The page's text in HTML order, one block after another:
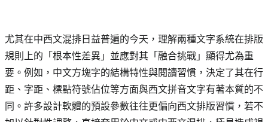
尤其在中西文混排日益普遍的今天，理解兩種文字系統在排版
規則上的「根本性差異」並應對其「融合挑戰」顯得尤為重
要。例如，中文方塊字的結構特性與閱讀習慣，決定了其在行
距、字距、標點符號佔位等方面與西文拼音文字有著本質的不
同。許多設計軟體的預設參數往往更偏向西文排版習慣，若不